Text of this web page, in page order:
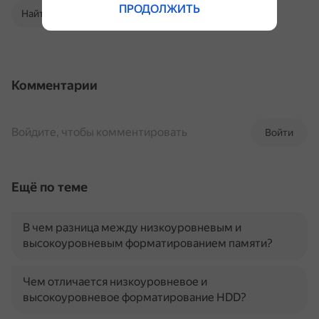
Найти в Поиске
Комментарии
Войти
Войдите, чтобы комментировать
Ещё по теме
В чем разница между низкоуровневым и
высокоуровневым форматированием памяти?
Чем отличается низкоуровневое и
высокоуровневое форматирование HDD?
ПРОДОЛЖИТЬ